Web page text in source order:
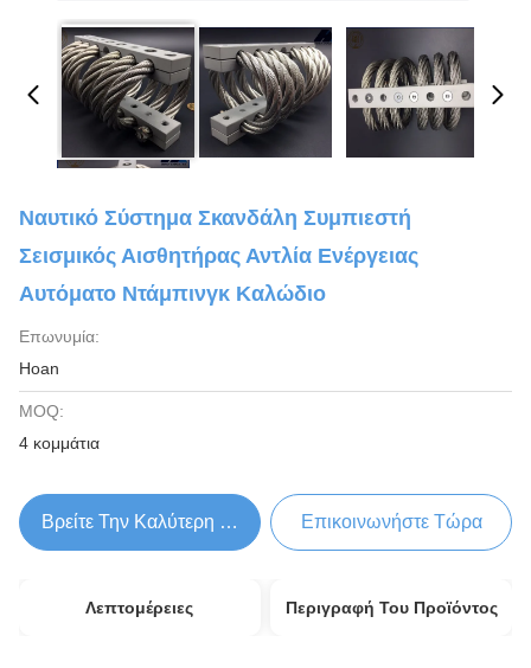
Ναυτικό Σύστημα Σκανδάλη Συμπιεστή
Σεισμικός Αισθητήρας Αντλία Ενέργειας
Αυτόματο Ντάμπινγκ Καλώδιο
Επωνυμία:
Hoan
MOQ:
4 κομμάτια
Βρείτε Την Καλύτερη Τιμή Επικοινωνήστε Τώρα
Λεπτομέρειες Περιγραφή Του Προϊόντος